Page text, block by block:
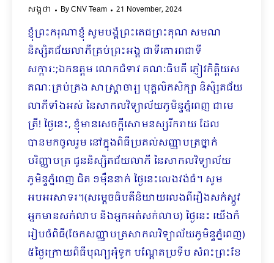
សង្កថា ByCNV Team 21 November, 2024
ខ្ញុំព្រះករុណាខ្ញុំ សូមបង្គំព្រះតេជព្រះគុណ សមណ
និស្សិតជ័យលាភីគ្រប់ព្រះអង្គ ជាទីគោរពជាទី
សក្ការៈ;ឯកឧត្តម លោកជំទាវ គណៈធិបតី ភ្ញៀវកិត្តិយស
គណៈគ្រប់គ្រង សាស្រ្តាចារ្យ បុគ្គលិកសិក្សា និសិ្សតជ័យ
លាភីទាំងអស់ នៃសាកលវិទ្យាល័យភូមិន្ទភ្នំពេញ ជាមេ
ត្រី! ថ្ងៃនេះ, ខ្ញុំមានសេចក្តីសោមនស្សរីករាយ ដែល
បានមកចូលរួម នៅក្នុងពិធីប្រគល់សញ្ញាបត្រថ្នាក់
បរិញ្ញាបត្រ ជូននិស្សិតជ័យលាភី នៃសាកលវិទ្យាល័យ
ភូមិន្ទភ្នំពេញ ជិត ១ម៉ឺននាក់ ថ្ងៃនេះលេងវង់ធំ។ សូម
អបអរសាទរ។(សម្ដេចធិបតីនិយាយលេងពីរឿងសក់ស្កូវ
អ្នកមានសក់លាប និងអ្នកអត់សក់លាប) ថ្ងៃនេះ យើងក៏
រៀបចំពិធី(ចែកសញ្ញាបត្រសាកលវិទ្យាល័យភូមិន្ទភ្នំពេញ)
៥ថ្ងៃក្រោយពិធីបុណ្យអុំទូក បណ្ដែតប្រទីប សំពះព្រះខែ